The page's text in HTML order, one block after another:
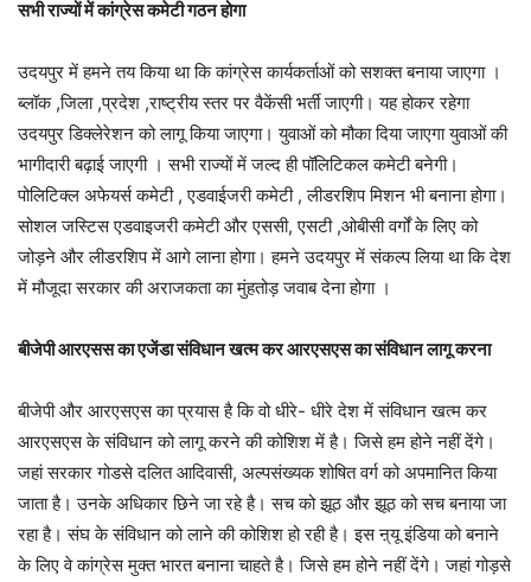
सभी राज्यों में कांग्रेस कमेटी गठन होगा
उदयपुर में हमने तय किया था कि कांग्रेस कार्यकर्ताओं को सशक्त बनाया जाएगा ।
ब्लॉक ,जिला ,प्रदेश ,राष्ट्रीय स्तर पर वैकेंसी भर्ती जाएगी। यह होकर रहेगा
उदयपुर डिक्लेरेशन को लागू किया जाएगा। युवाओं को मौका दिया जाएगा युवाओं की
भागीदारी बढ़ाई जाएगी । सभी राज्यों में जल्द ही पॉलिटिकल कमेटी बनेगी।
पोलिटिक्ल अफेयर्स कमेटी , एडवाईजरी कमेटी , लीडरशिप मिशन भी बनाना होगा।
सोशल जस्टिस एडवाइजरी कमेटी और एससी, एसटी ,ओबीसी वर्गों के लिए को
जोड़ने और लीडरशिप में आगे लाना होगा। हमने उदयपुर में संकल्प लिया था कि देश
में मौजूदा सरकार की अराजकता का मुंहतोड़ जवाब देना होगा ।
बीजेपी आरएसस का एजेंडा संविधान खत्म कर आरएसएस का संविधान लागू करना
बीजेपी और आरएसएस का प्रयास है कि वो धीरे- धीरे देश में संविधान खत्म कर
आरएसएस के संविधान को लागू करने की कोशिश में है। जिसे हम होने नहीं देंगे।
जहां सरकार गोडसे दलित आदिवासी, अल्पसंख्यक शोषित वर्ग को अपमानित किया
जाता है। उनके अधिकार छिने जा रहे है। सच को झूठ और झूठ को सच बनाया जा
रहा है। संघ के संविधान को लाने की कोशिश हो रही है। इस ऩ्यू इंडिया को बनाने
के लिए वे कांग्रेस मुक्त भारत बनाना चाहते है। जिसे हम होने नहीं देंगे। जहां गोड़से